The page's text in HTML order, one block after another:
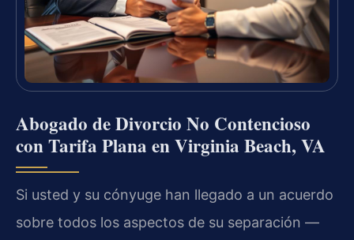
Abogado de Divorcio No Contencioso
con Tarifa Plana en Virginia Beach, VA
Si usted y su cónyuge han llegado a un acuerdo
sobre todos los aspectos de su separación —